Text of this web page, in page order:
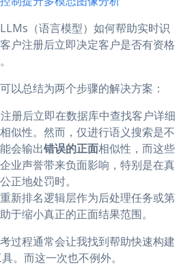
（语言模型）如何帮助实时识
户注册后立即决定客户是否有资格
以总结为两个步骤的解决方案：
册后立即在数据库中查找客户详细
似性。然而，仅进行语义搜索是不
会输出错误的正面相似性，而这些
业声誉带来负面影响，特别是在真
正地处罚时。
新排名逻辑层作为后处理任务或第
于缩小真正的正面结果范围。
过程通常会让我找到帮助快速构建
。而这一次也不例外。